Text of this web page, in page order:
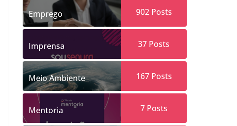
Emprego 902Posts
Imprensa 37 Posts
Meio Ambiente 167Posts
Mentoria 7Posts